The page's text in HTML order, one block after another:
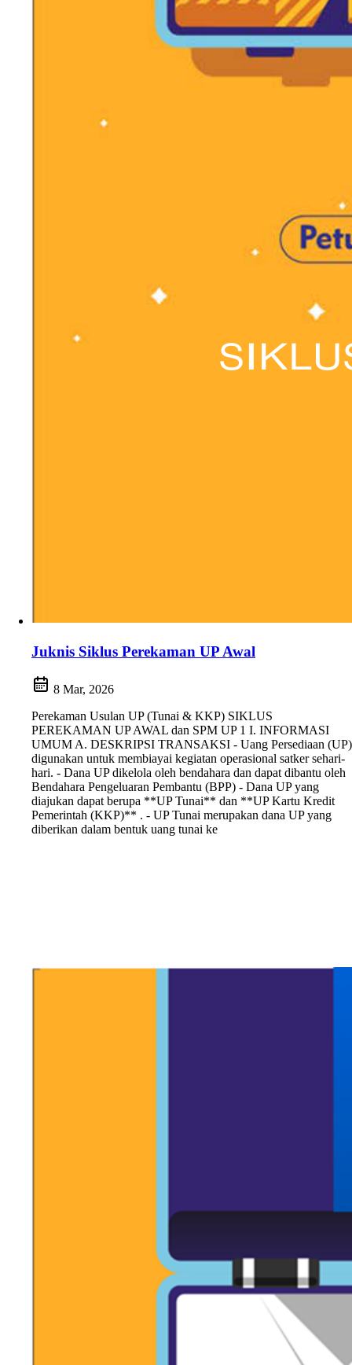
Juknis Siklus Perekaman UP Awal
8 Mar, 2026
Perekaman Usulan UP (Tunai & KKP) SIKLUS
PEREKAMAN UP AWAL dan SPM UP 1 I. INFORMASI
UMUM A. DESKRIPSI TRANSAKSI - Uang Persediaan (UP)
digunakan untuk membiayai kegiatan operasional satker sehari-
hari. - Dana UP dikelola oleh bendahara dan dapat dibantu oleh
Bendahara Pengeluaran Pembantu (BPP) - Dana UP yang
diajukan dapat berupa **UP Tunai** dan **UP Kartu Kredit
Pemerintah (KKP)** . - UP Tunai merupakan dana UP yang
diberikan dalam bentuk uang tunai ke